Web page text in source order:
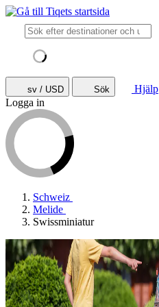
sv / USD Sök
Hjälp
Logga in
Schweiz
Melide
Swissminiatur